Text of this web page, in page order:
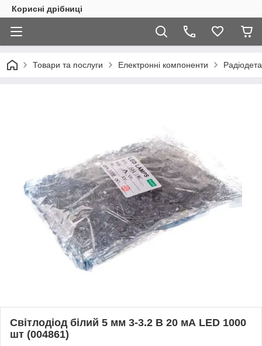
Корисні дрібниці
Товари та послуги Електронні компоненти
Світлодіод білий 5 мм 3-3.2 В 20 мА LED 1000
шт (004861)